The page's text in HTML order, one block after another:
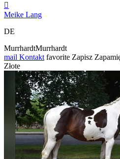

Meike Lang
DE
MurrhardtMurrhardt
mail Kontakt favorite Zapisz
Złote